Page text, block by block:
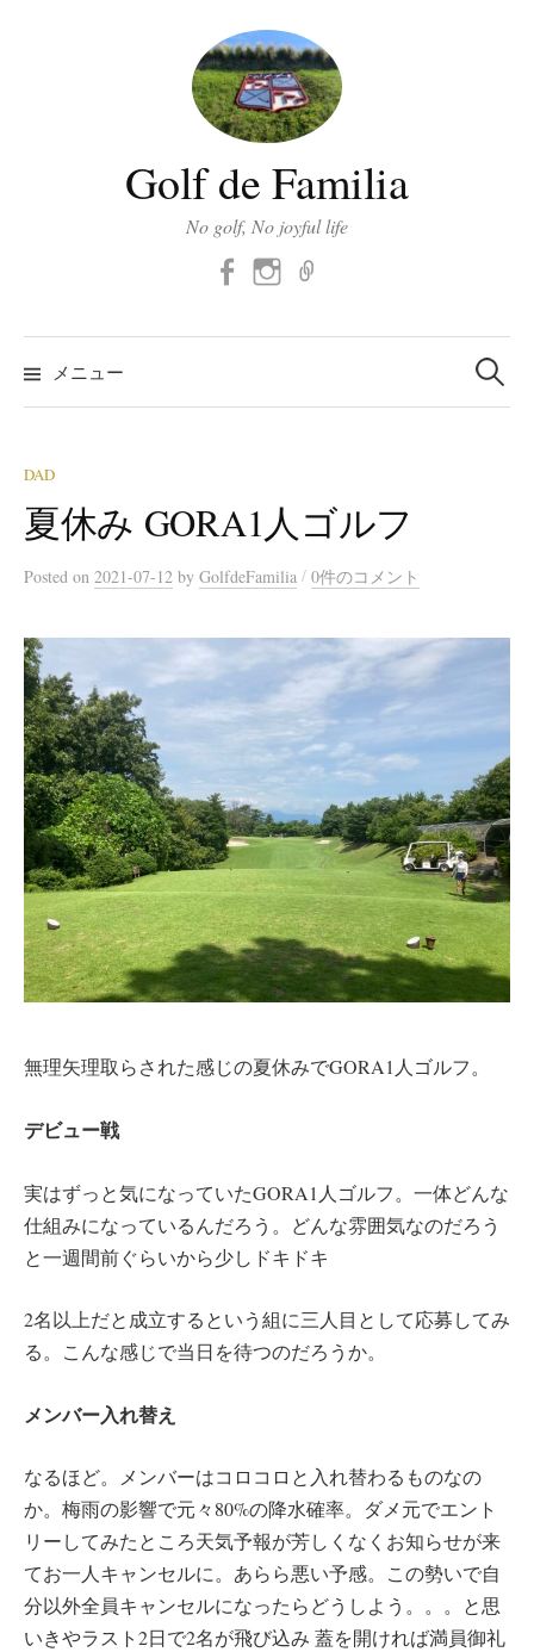
Golf de Familia
No golf, No joyful life
FacebookInstagram
メニュー
検
索:
DAD
夏休み GORA1人ゴルフ
Posted on 2021-07-12 by GolfdeFamilia / 0件のコメント
無理矢理取らされた感じの夏休みでGORA1人ゴルフ。
デビュー戦
実はずっと気になっていたGORA1人ゴルフ。一体どんな
仕組みになっているんだろう。どんな雰囲気なのだろう
と一週間前ぐらいから少しドキドキ
2名以上だと成立するという組に三人目として応募してみ
る。こんな感じで当日を待つのだろうか。
メンバー入れ替え
なるほど。メンバーはコロコロと入れ替わるものなの
か。梅雨の影響で元々80%の降水確率。ダメ元でエント
リーしてみたところ天気予報が芳しくなくお知らせが来
てお一人キャンセルに。あらら悪い予感。この勢いで自
分以外全員キャンセルになったらどうしよう。。。と思
いきやラスト2日で2名が飛び込み 蓋を開ければ満員御礼